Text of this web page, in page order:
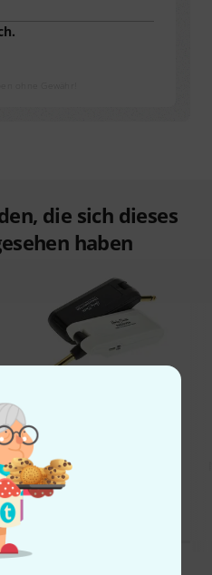
die sich dieses
haben
Harley Benton AirBorne
5.8GHz Instrument